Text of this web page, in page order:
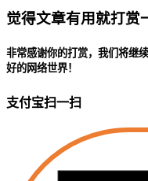
觉得文章有用就打赏
非常感谢你的打赏，我们将继
好的网络世界！
支付宝扫一扫